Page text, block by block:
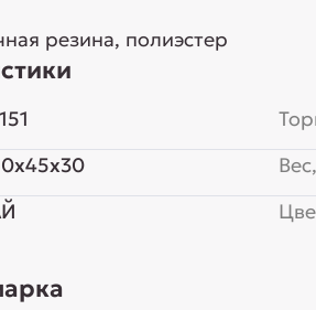
резина, полиэстер